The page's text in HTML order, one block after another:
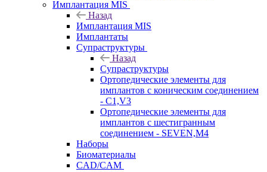
Имплантация MIS
Назад
Имплантация MIS
Имплантаты
Супраструктуры
Назад
Супраструктуры
Ортопедические элементы для
имплантов с коническим соединением
- C1,V3
Ортопедические элементы для
имплантов с шестигранным
соединением - SEVEN,M4
Наборы
Биоматериалы
CAD/CAM